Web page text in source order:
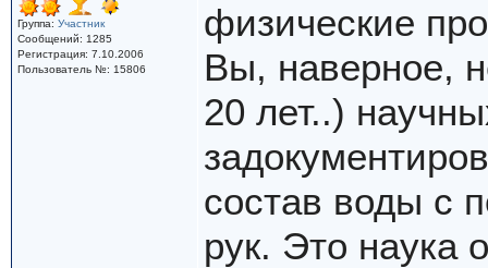
Группа: Участник
Сообщений: 1285
Регистрация: 7.10.2006
Пользователь №: 15806
физические
Вы, наверное,
20 лет..)
состав воды с
рук. Это наука